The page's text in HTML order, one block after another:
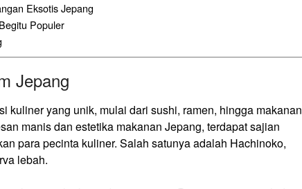
Eksotis Jepang
Populer
Jepang
kuliner yang unik, mulai dari sushi, ramen, hingga makanan
manis dan estetika makanan Jepang, terdapat sajian
para pecinta kuliner. Salah satunya adalah Hachinoko,
lebah.